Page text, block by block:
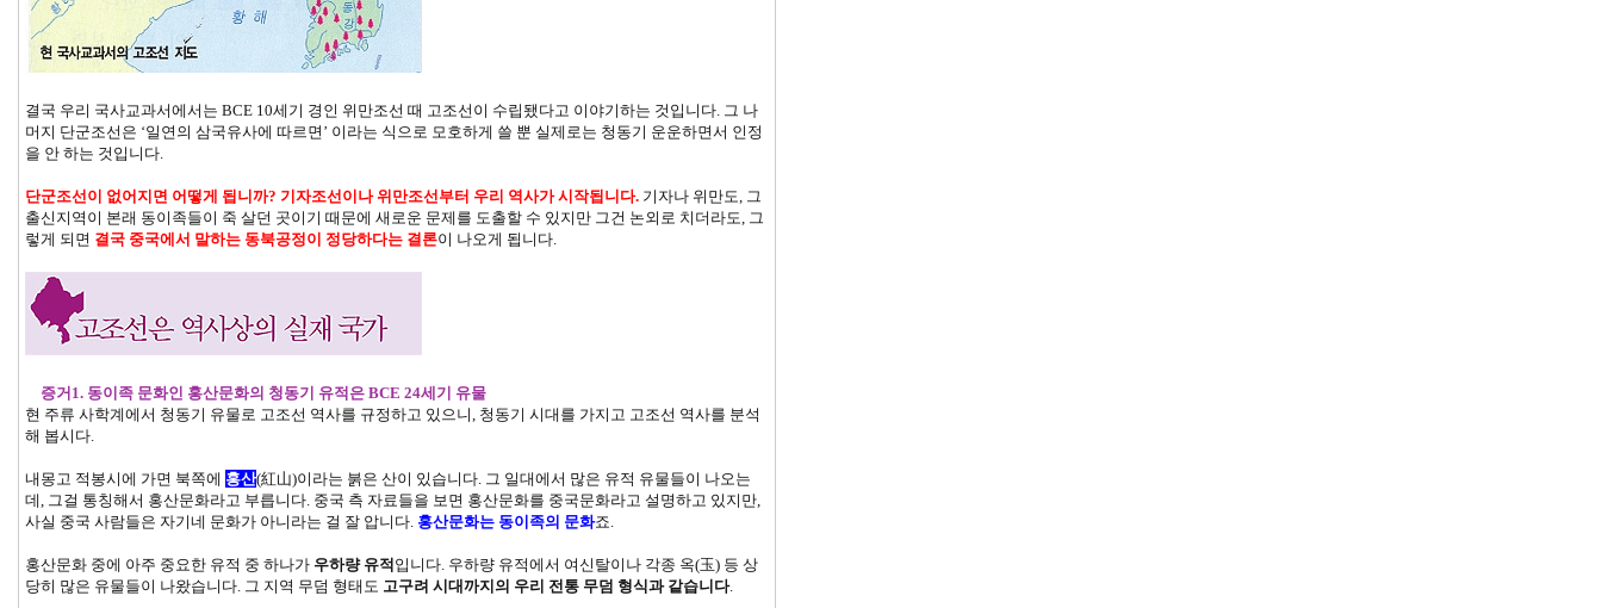
결국 우리 국사교과서에서는 BCE 10세기 경인 위만조선 때 고조선이 수립됐다고 이야기하는 것입니다. 그 나
머지 단군조선은 ‘일연의 삼국유사에 따르면’ 이라는 식으로 모호하게 쓸 뿐 실제로는 청동기 운운하면서 인정
을 안 하는 것입니다.
단군조선이 없어지면 어떻게 됩니까? 기자조선이나 위만조선부터 우리 역사가 시작됩니다. 기자나 위만도, 그
출신지역이 본래 동이족들이 죽 살던 곳이기 때문에 새로운 문제를 도출할 수 있지만 그건 논외로 치더라도, 그
렇게 되면 결국 중국에서 말하는 동북공정이 정당하다는 결론이 나오게 됩니다.
증거1. 동이족 문화인 홍산문화의 청동기 유적은 BCE 24세기 유물
현 주류 사학계에서 청동기 유물로 고조선 역사를 규정하고 있으니, 청동기 시대를 가지고 고조선 역사를 분석
해 봅시다.
내몽고 적봉시에 가면 북쪽에 홍산(紅山)이라는 붉은 산이 있습니다. 그 일대에서 많은 유적 유물들이 나오는
데, 그걸 통칭해서 홍산문화라고 부릅니다. 중국 측 자료들을 보면 홍산문화를 중국문화라고 설명하고 있지만,
사실 중국 사람들은 자기네 문화가 아니라는 걸 잘 압니다. 홍산문화는 동이족의 문화죠.
홍산문화 중에 아주 중요한 유적 중 하나가 우하량 유적 입니다. 우하량 유적에서 여신탈이나 각종 옥(玉) 등 상
당히 많은 유물들이 나왔습니다. 그 지역 무덤 형태도 고구려 시대까지의 우리 전통 무덤 형식과 같습니다.